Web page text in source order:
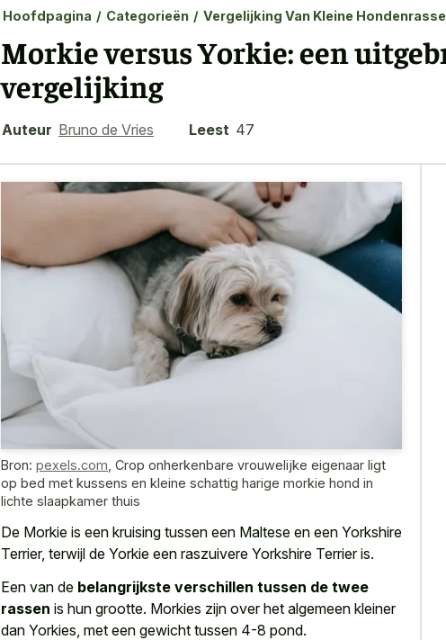
Hoofdpagina / Categorieën / Vergelijking Van Kleine
Morkie versus Yorkie: een
vergelijking
Auteur Bruno de Vries Leest 47
Bron: pexels.com Crop onherkenbare vrouwelijke eigenaar ligt
op bed met kussens en kleine schattig harige morkie hond in
lichte slaapkamer thuis
De Morkie is een kruising tussen een Maltese en een Yorkshire
Terrier, terwijl de Yorkie een raszuivere Yorkshire Terrier is.
Een van de belangrijkste verschillen tussen de twee
rassen is hun grootte. Morkies zijn over het algemeen kleiner
dan Yorkies, met een gewicht tussen 4-8 pond.